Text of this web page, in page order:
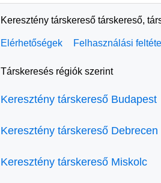
Keresztény társkereső társkereső,
Elérhetőségek Felhasználási
Társkeresés régiók szerint
Keresztény társkereső Budapest
Keresztény társkereső Debrecen
Keresztény társkereső Miskolc